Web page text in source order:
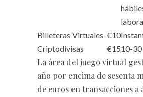
Billeteras Virtuales €10
Criptodivisas
€1510-30
La área del juego virtual
año por encima de sesenta
de euros en transacciones a